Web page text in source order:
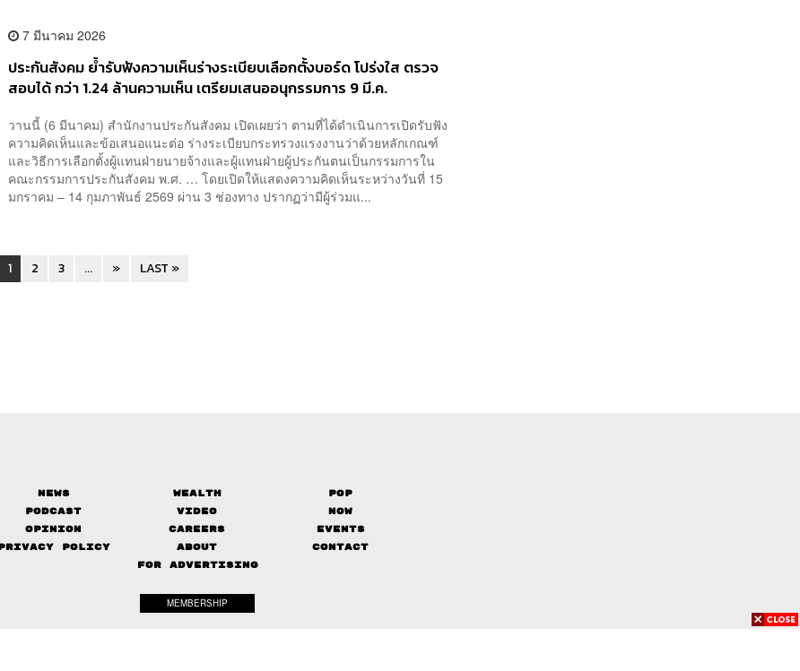
7 มีนาคม 2026
ประกันสังคม ย้ำรับฟังความเห็นร่างระเบียบเลือกตั้งบอร์ด โปร่งใส ตรวจ
สอบได้ กว่า 1.24 ล้านความเห็น เตรียมเสนออนุกรรมการ 9 มี.ค.
วานนี้ (6 มีนาคม) สำนักงานประกันสังคม เปิดเผยว่า ตามที่ได้ดำเนินการเปิดรับฟัง
ความคิดเห็นและข้อเสนอแนะต่อ ร่างระเบียบกระทรวงแรงงานว่าด้วยหลักเกณฑ์
และวิธีการเลือกตั้งผู้แทนฝ่ายนายจ้างและผู้แทนฝ่ายผู้ประกันตนเป็นกรรมการใน
คณะกรรมการประกันสังคม พ.ศ. … โดยเปิดให้แสดงความคิดเห็นระหว่างวันที่ 15
มกราคม – 14 กุมภาพันธ์ 2569 ผ่าน 3 ช่องทาง ปรากฏว่ามีผู้ร่วมแ...
1 2 3 ... » LAST »
News Wealth
Pop
Podcast
Video
Now
Opinion
Careers
Events
Privacy Policy
About
Contact
FOR ADVERTISING
MEMBERSHIP